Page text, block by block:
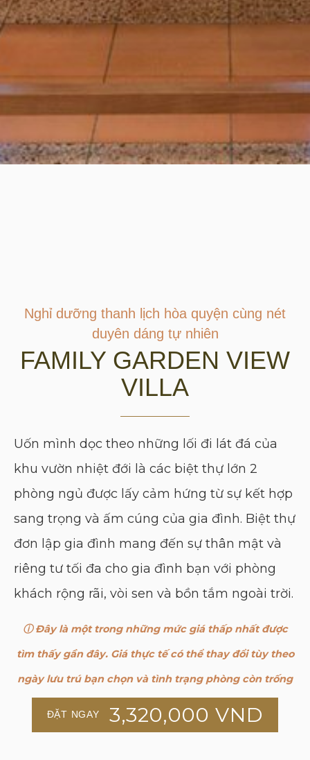
FAMILY GARDEN VIEW
VILLA
Nghỉ dưỡng thanh lịch hòa quyện cùng nét
duyên dáng tự nhiên
Uốn mình dọc theo những lối đi lát đá của
khu vườn nhiệt đới là các biệt thự lớn 2
phòng ngủ được lấy cảm hứng từ sự kết hợp
sang trọng và ấm cúng của gia đình. Biệt thự
đơn lập gia đình mang đến sự thân mật và
riêng tư tối đa cho gia đình bạn với phòng
khách rộng rãi, vòi sen và bồn tắm ngoài trời.
ⓘ Đây là một trong những mức giá thấp nhất được
tìm thấy gần đây. Giá thực tế có thể thay đổi tùy theo
ngày lưu trú bạn chọn và tình trạng phòng còn trống
ĐẶT NGAY 3,320,000 VND